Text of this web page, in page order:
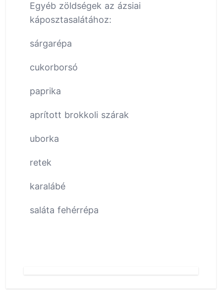
Egyéb zöldségek az ázsiai
káposztasalátához:
sárgarépa
cukorborsó
paprika
aprított brokkoli szárak
uborka
retek
karalábé
saláta fehérrépa